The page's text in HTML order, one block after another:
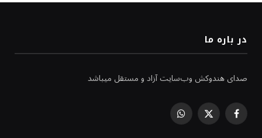
در باره ما
صدای هندوکش وب‌سایت آزاد و مستقل میباشد
Facebook
X
WhatsApp